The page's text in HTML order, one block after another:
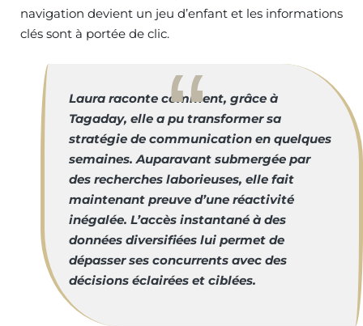
navigation devient un jeu d’enfant et les informations
clés sont à portée de clic.
Laura raconte comment, grâce à
Tagaday, elle a pu transformer sa
stratégie de communication en quelques
semaines. Auparavant submergée par
des recherches laborieuses, elle fait
maintenant preuve d’une réactivité
inégalée. L’accès instantané à des
données diversifiées lui permet de
dépasser ses concurrents avec des
décisions éclairées et ciblées.